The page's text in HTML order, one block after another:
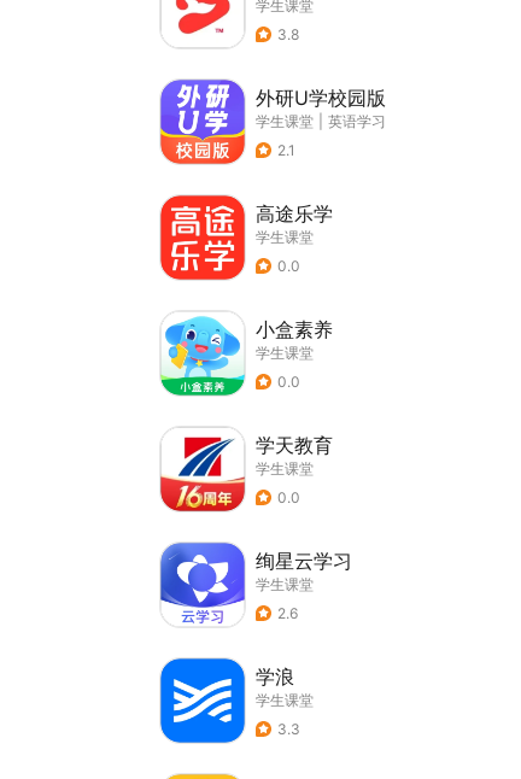
学生课堂
3.8
外研U学校园版
学生课堂
英语学习
2.1
高途乐学
学生课堂
0.0
小盒素养
学生课堂
0.0
学天教育
学生课堂
0.0
绚星云学习
学生课堂
2.6
学浪
学生课堂
3.3